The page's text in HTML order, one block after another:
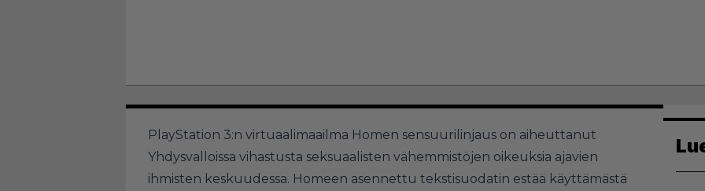
PlayStation 3:n virtuaalimaailma Homen sensuurilinjaus on aiheuttanut
Yhdysvalloissa vihastusta seksuaalisten vähemmistöjen oikeuksia ajavien
ihmisten keskuudessa. Homeen asennettu tekstisuodatin estää käyttämästä